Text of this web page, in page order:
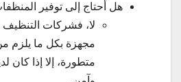
هل أحتاج إلى توفير
لا، فشركات التنظيف
مجهزة بكل ما يلزم
متطورة، إلا إذا كان